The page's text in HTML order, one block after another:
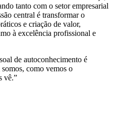
tanto com o setor empresarial
central é transformar o
e criação de valor,
à excelência profissional e
de autoconhecimento é
como vemos o
vê.”